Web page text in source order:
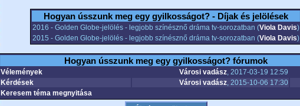
Hogyan ússzunk meg egy gyilkosságot? - Díjak és jelölések
2016 - Golden Globe-jelölés - legjobb színésznő dráma tv-sorozatban (Viola Davis)
2015 - Golden Globe-jelölés - legjobb színésznő dráma tv-sorozatban (Viola Davis)
Hogyan ússzunk meg egy gyilkosságot? fórumok
Vélemények Városi vadász, 2017-03-19 12:59
Kérdések
Városi vadász, 2015-10-06 17:30
Keresem téma megnyitása